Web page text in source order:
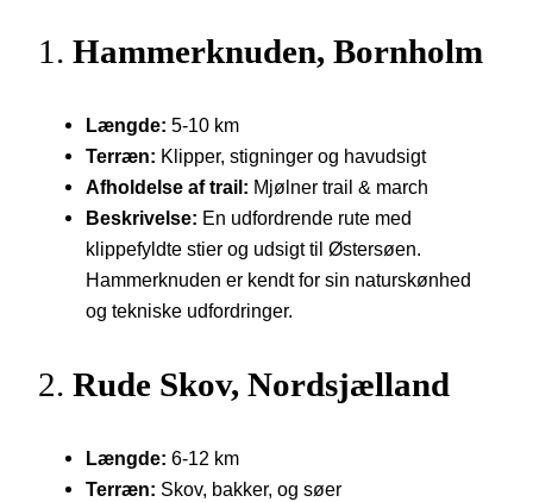
1. Hammerknuden, Bornholm
Længde: 5-10 km
Terræn: Klipper, stigninger og havudsigt
Afholdelse af trail: Mjølner trail & march
Beskrivelse: En udfordrende rute med
klippefyldte stier og udsigt til Østersøen.
Hammerknuden er kendt for sin naturskønhed
og tekniske udfordringer.
2. Rude Skov, Nordsjælland
Længde: 6-12 km
Terræn: Skov, bakker, og søer